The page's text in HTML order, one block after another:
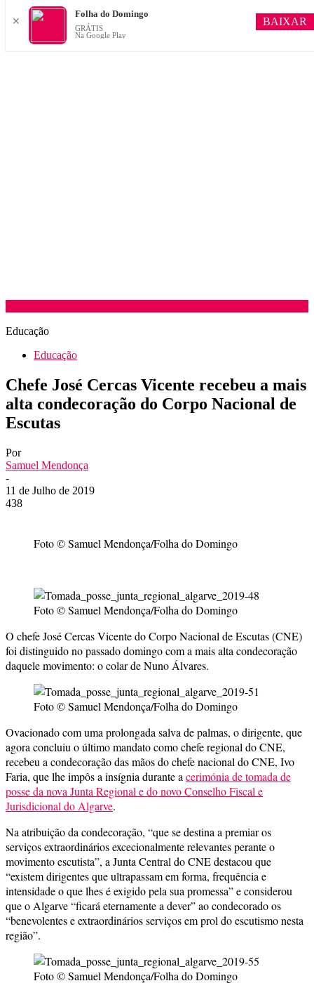
Educação
Educação
Chefe José Cercas Vicente recebeu a mais
alta condecoração do Corpo Nacional de
Escutas
Por
Samuel Mendonça
-
11 de Julho de 2019
438
Foto © Samuel Mendonça/Folha do Domingo
Foto © Samuel Mendonça/Folha do Domingo
O chefe José Cercas Vicente do Corpo Nacional de Escutas (CNE)
foi distinguido no passado domingo com a mais alta condecoração
daquele movimento: o colar de Nuno Álvares.
Foto © Samuel Mendonça/Folha do Domingo
Ovacionado com uma prolongada salva de palmas, o dirigente, que
agora concluiu o último mandato como chefe regional do CNE,
recebeu a condecoração das mãos do chefe nacional do CNE, Ivo
Faria, que lhe impôs a insígnia durante a cerimónia de tomada de
posse da nova Junta Regional e do novo Conselho Fiscal e
Jurisdicional do Algarve.
Na atribuição da condecoração, “que se destina a premiar os
serviços extraordinários excecionalmente relevantes perante o
movimento escutista”, a Junta Central do CNE destacou que
“existem dirigentes que ultrapassam em forma, frequência e
intensidade o que lhes é exigido pela sua promessa” e considerou
que o Algarve “ficará eternamente a dever” ao condecorado os
“benevolentes e extraordinários serviços em prol do escutismo nesta
região”.
Foto © Samuel Mendonça/Folha do Domingo
✕
Folha do Domingo
GRÁTIS
Na Google Play
BAIXAR